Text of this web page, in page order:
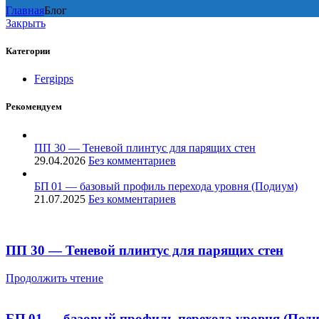
ГлавнаяБлог
Закрыть
Категории
Fergipps
Рекомендуем
ПП 30 — Теневой плинтус для парящих стен
29.04.2026 Без комментариев
БП 01 — базовый профиль перехода уровня (Подиум)
21.07.2025 Без комментариев
ПП 30 — Теневой плинтус для парящих стен
Продолжить чтение